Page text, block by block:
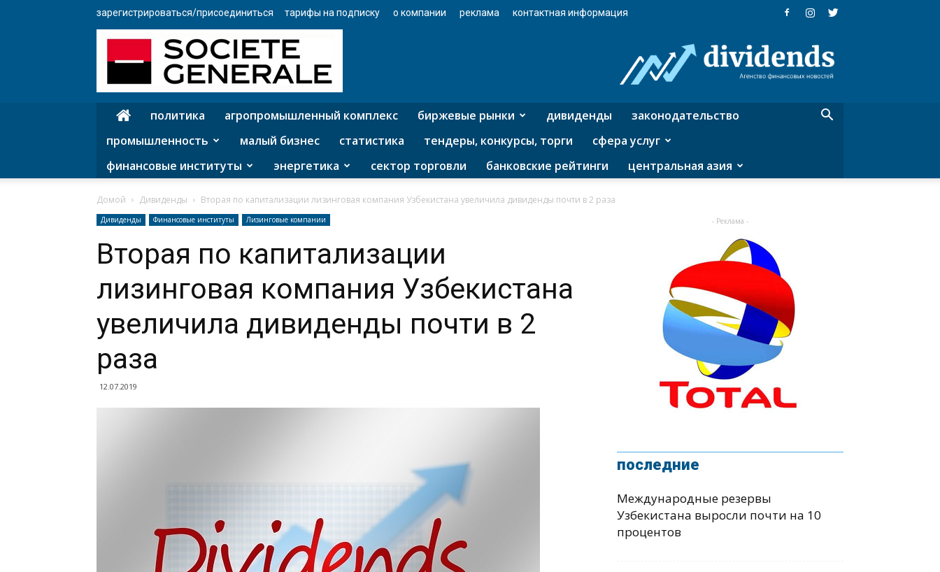
зарегистрироваться/присоединиться тарифы на подписку о компании реклама контактная информация
агентство
финансовых
политика агропромышленный комплекс биржевые рынки дивиденды
законодательство
промышленность
малый бизнес статистика тендеры, конкурсы, торги
сфера услуг
финансовые институты
энергетика сектор торговли банковские рейтинги центральная азия
Домой Дивиденды Вторая по капитализации лизинговая компания Узбекистана увеличила дивиденды почти в 2 раза
Дивиденды Финансовые институты Лизинговые компании
Вторая по капитализации
лизинговая компания Узбекистана
увеличила дивиденды почти в 2
раза
12.07.2019
- Реклама -
последние
Международные резервы
Узбекистана выросли почти на 10
процентов